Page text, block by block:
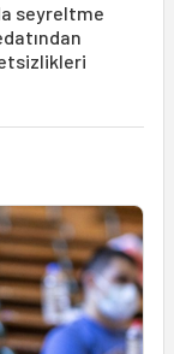
seyreltme